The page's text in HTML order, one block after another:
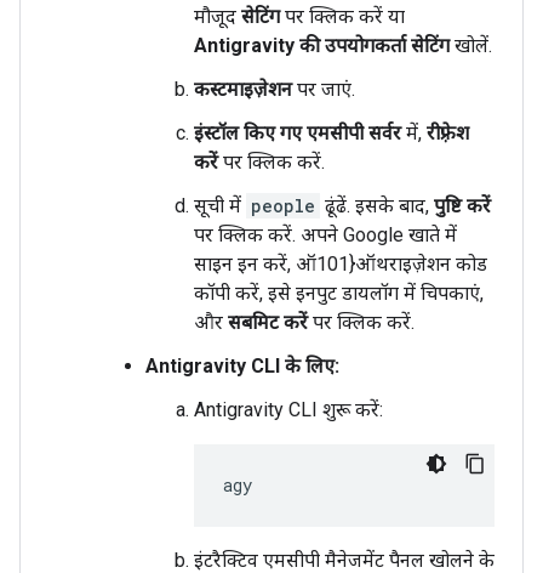
मौजूद सेटिंगपर क्लिक करें या
Antigravity की उपयोगकर्ता सेटिंगखोलें.
कस्टमाइज़ेशनपर जाएं.
इंस्टॉल किए गए एमसीपी सर्वरमें, रीफ़्रेश
करेंपर क्लिक करें.
सूची में people ढूंढें. इसके बाद, पुष्टि करें
पर क्लिक करें. अपने Google खाते में
साइन इन करें, ऑ101}ऑथराइज़ेशन कोड
कॉपी करें, इसे इनपुट डायलॉग में चिपकाएं,
और सबमिट करेंपर क्लिक करें.
Antigravity CLI के लिए:
Antigravity CLI शुरू करें:
इंटरैक्टिव एमसीपी मैनेजमेंट पैनल खोलने के